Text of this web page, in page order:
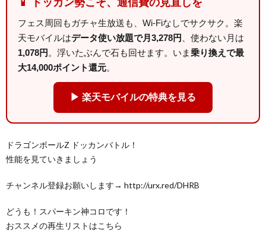
📱 ドッカン勢こそ、通信費の見直しを
フェス周回もガチャ生放送も、Wi-Fiなしでサクサク。楽
天モバイルはデータ使い放題で月3,278円
、使わない月は
1,078円 。浮いたぶんで石も回せます。いま乗り換えで最
大14,000ポイント還元。
▶ 楽天モバイルの特典を見る
ドラゴンボールZ ドッカンバトル！
性能を見ていきましょう
チャンネル登録お願いします→ http://urx.red/DHRB
どうも！スパーキン神コロです！
おススメの再生リストはこちら